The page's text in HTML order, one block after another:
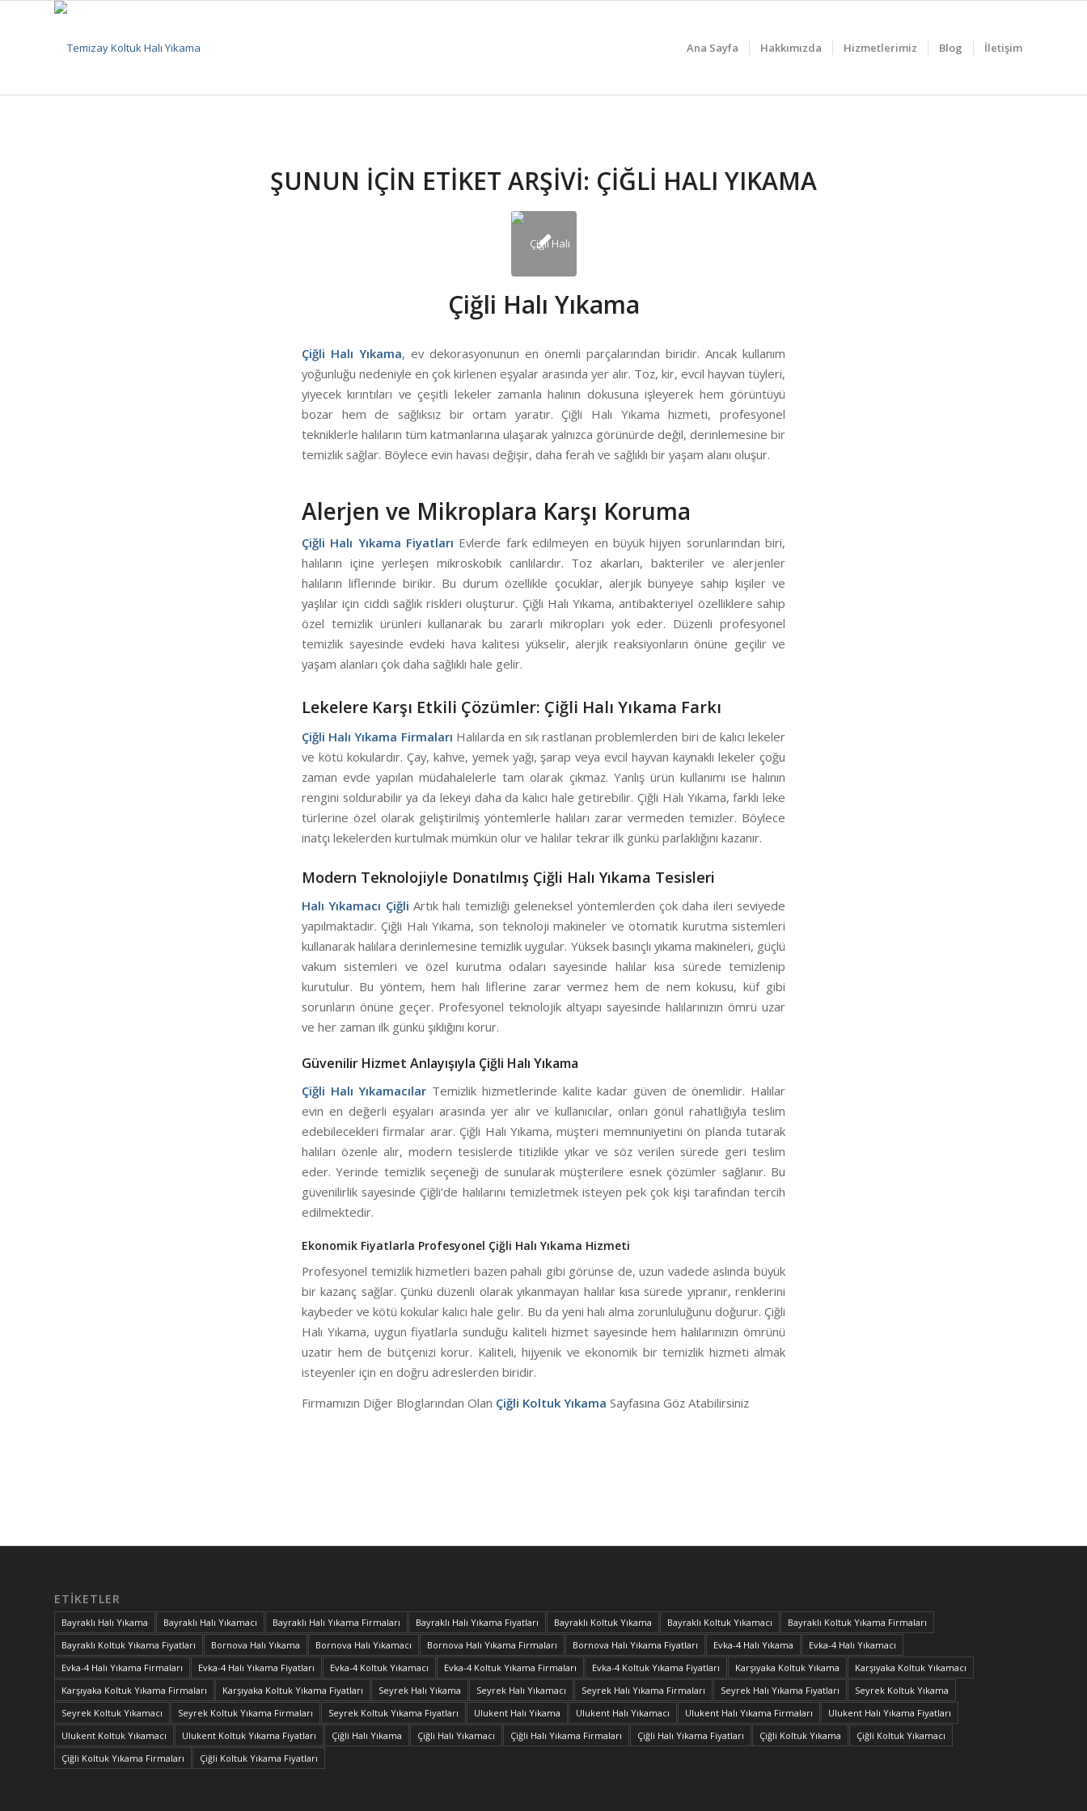
Ana Sayfa Hakkımızda Hizmetlerimiz Blog İletişim
ŞUNUN IÇIN ETIKET ARŞIVI: ÇIĞLI HALI YIKAMA
Çiğli Halı Yıkama
Çiğli Halı Yıkama, ev dekorasyonunun en önemli parçalarından biridir. Ancak kullanım
yoğunluğu nedeniyle en çok kirlenen eşyalar arasında yer alır. Toz, kir, evcil hayvan tüyleri,
yiyecek kırıntıları ve çeşitli lekeler zamanla halının dokusuna işleyerek hem görüntüyü
bozar hem de sağlıksız bir ortam yaratır. Çiğli Halı Yıkama hizmeti, profesyonel
tekniklerle halıların tüm katmanlarına ulaşarak yalnızca görünürde değil, derinlemesine bir
temizlik sağlar. Böylece evin havası değişir, daha ferah ve sağlıklı bir yaşam alanı oluşur.
Alerjen ve Mikroplara Karşı Koruma
Çiğli Halı Yıkama Fiyatları Evlerde fark edilmeyen en büyük hijyen sorunlarından biri,
halıların içine yerleşen mikroskobik canlılardır. Toz akarları, bakteriler ve alerjenler
halıların liflerinde birikir. Bu durum özellikle çocuklar, alerjik bünyeye sahip kişiler ve
yaşlılar için ciddi sağlık riskleri oluşturur. Çiğli Halı Yıkama, antibakteriyel özelliklere sahip
özel temizlik ürünleri kullanarak bu zararlı mikropları yok eder. Düzenli profesyonel
temizlik sayesinde evdeki hava kalitesi yükselir, alerjik reaksiyonların önüne geçilir ve
yaşam alanları çok daha sağlıklı hale gelir.
Lekelere Karşı Etkili Çözümler: Çiğli Halı Yıkama Farkı
Çiğli Halı Yıkama Firmaları Halılarda en sık rastlanan problemlerden biri de kalıcı lekeler
ve kötü kokulardır. Çay, kahve, yemek yağı, şarap veya evcil hayvan kaynaklı lekeler çoğu
zaman evde yapılan müdahalelerle tam olarak çıkmaz. Yanlış ürün kullanımı ise halının
rengini soldurabilir ya da lekeyi daha da kalıcı hale getirebilir. Çiğli Halı Yıkama, farklı leke
türlerine özel olarak geliştirilmiş yöntemlerle halıları zarar vermeden temizler. Böylece
inatçı lekelerden kurtulmak mümkün olur ve halılar tekrar ilk günkü parlaklığını kazanır.
Modern Teknolojiyle Donatılmış Çiğli Halı Yıkama Tesisleri
Halı Yıkamacı ÇiğliArtık halı temizliği geleneksel yöntemlerden çok daha ileri seviyede
yapılmaktadır. Çiğli Halı Yıkama, son teknoloji makineler ve otomatik kurutma sistemleri
kullanarak halılara derinlemesine temizlik uygular. Yüksek basınçlı yıkama makineleri, güçlü
vakum sistemleri ve özel kurutma odaları sayesinde halılar kısa sürede temizlenip
kurutulur. Bu yöntem, hem halı liflerine zarar vermez hem de nem kokusu, küf gibi
sorunların önüne geçer. Profesyonel teknolojik altyapı sayesinde halılarınızın ömrü uzar
ve her zaman ilk günkü şıklığını korur.
Güvenilir Hizmet Anlayışıyla Çiğli Halı Yıkama
Çiğli Halı Yıkamacılar Temizlik hizmetlerinde kalite kadar güven de önemlidir. Halılar
evin en değerli eşyaları arasında yer alır ve kullanıcılar, onları gönül rahatlığıyla teslim
edebilecekleri firmalar arar. Çiğli Halı Yıkama, müşteri memnuniyetini ön planda tutarak
halıları özenle alır, modern tesislerde titizlikle yıkar ve söz verilen sürede geri teslim
eder. Yerinde temizlik seçeneği de sunularak müşterilere esnek çözümler sağlanır. Bu
güvenilirlik sayesinde Çiğli’de halılarını temizletmek isteyen pek çok kişi tarafından tercih
edilmektedir.
Ekonomik Fiyatlarla Profesyonel Çiğli Halı Yıkama Hizmeti
Profesyonel temizlik hizmetleri bazen pahalı gibi görünse de, uzun vadede aslında büyük
bir kazanç sağlar. Çünkü düzenli olarak yıkanmayan halılar kısa sürede yıpranır, renklerini
kaybeder ve kötü kokular kalıcı hale gelir. Bu da yeni halı alma zorunluluğunu doğurur. Çiğli
Halı Yıkama, uygun fiyatlarla sunduğu kaliteli hizmet sayesinde hem halılarınızın ömrünü
uzatır hem de bütçenizi korur. Kaliteli, hijyenik ve ekonomik bir temizlik hizmeti almak
isteyenler için en doğru adreslerden biridir.
Firmamızın Diğer Bloglarından Olan Çiğli Koltuk Yıkama Sayfasına Göz Atabilirsiniz
ETIKETLER
Bayraklı Halı Yıkama Bayraklı Halı Yıkamacı Bayraklı Halı Yıkama Firmaları Bayraklı Halı Yıkama Fiyatları Bayraklı Koltuk Yıkama Bayraklı Koltuk Yıkamacı
Bayraklı Koltuk Yıkama Firmaları
Bayraklı Koltuk Yıkama Fiyatları
Bornova Halı Yıkama Bornova Halı Yıkamacı Bornova Halı Yıkama Firmaları Bornova Halı Yıkama Fiyatları Evka-4 Halı Yıkama
Evka-4 Halı Yıkamacı
Evka-4 Halı Yıkama Firmaları
Evka-4 Halı Yıkama Fiyatları Evka-4 Koltuk Yıkamacı Evka-4 Koltuk Yıkama Firmaları Evka-4 Koltuk Yıkama Fiyatları Karşıyaka Koltuk Yıkama
Karşıyaka Koltuk Yıkamacı
Karşıyaka Koltuk Yıkama Firmaları
Karşıyaka Koltuk Yıkama Fiyatları Seyrek Halı Yıkama Seyrek Halı Yıkamacı Seyrek Halı Yıkama Firmaları Seyrek Halı Yıkama Fiyatları
Seyrek Koltuk Yıkama
Seyrek Koltuk Yıkamacı
Seyrek Koltuk Yıkama Firmaları Seyrek Koltuk Yıkama Fiyatları Ulukent Halı Yıkama Ulukent Halı Yıkamacı Ulukent Halı Yıkama Firmaları
Ulukent Halı Yıkama Fiyatları
Ulukent Koltuk Yıkamacı
Ulukent Koltuk Yıkama Fiyatları Çiğli Halı Yıkama Çiğli Halı Yıkamacı Çiğli Halı Yıkama Firmaları Çiğli Halı Yıkama Fiyatları Çiğli Koltuk Yıkama
Çiğli Koltuk Yıkamacı
Çiğli Koltuk Yıkama Firmaları
Çiğli Koltuk Yıkama Fiyatları